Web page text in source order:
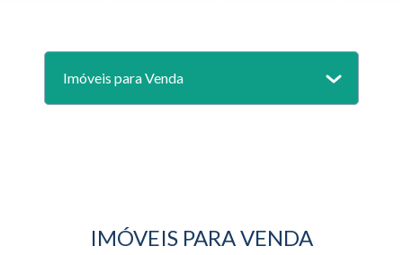
Imóveis para Venda
IMÓVEIS PARA VENDA